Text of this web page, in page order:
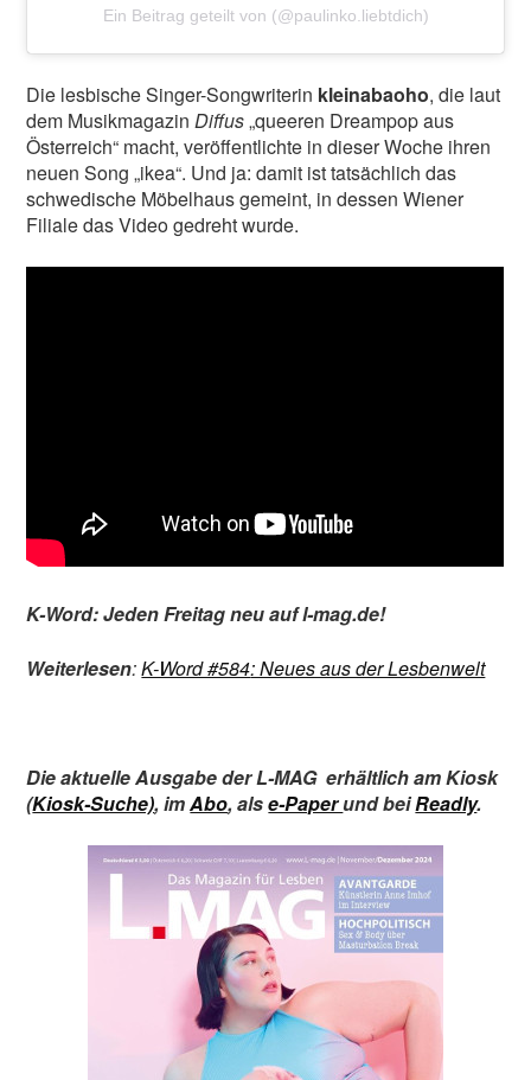
Ein Beitrag geteilt von (@paulinko.liebtdich)
Die lesbische Singer-Songwriterin kleinabaoho, die laut
dem MusikmagazinDiffus„queeren Dreampop aus
Österreich“ macht, veröffentlichte in dieser Woche ihren
neuen Song „ikea“. Und ja: damit ist tatsächlich das
schwedische Möbelhaus gemeint, in dessen Wiener
Filiale das Video gedreht wurde.
K-Word: Jeden Freitag neu auf l-mag.de!
Weiterlesen:K-Word #584: Neues aus der Lesbenwelt
Die aktuelle Ausgabe der L-MAG erhältlich am Kiosk
(Kiosk-Suche),imAbo,alse-Paperund beiReadly.